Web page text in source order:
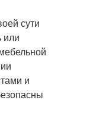
сути
или
и